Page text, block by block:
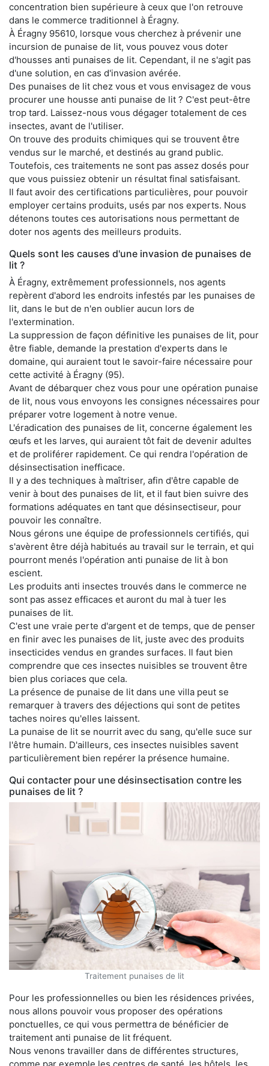
concentration bien supérieure à ceux que l'on retrouve
dans le commerce traditionnel à Éragny.
À Éragny 95610, lorsque vous cherchez à prévenir une
incursion de punaise de lit, vous pouvez vous doter
d'housses anti punaises de lit. Cependant, il ne s'agit pas
d'une solution, en cas d'invasion avérée.
Des punaises de lit chez vous et vous envisagez de vous
procurer une housse anti punaise de lit ? C'est peut-être
trop tard. Laissez-nous vous dégager totalement de ces
insectes, avant de l'utiliser.
On trouve des produits chimiques qui se trouvent être
vendus sur le marché, et destinés au grand public.
Toutefois, ces traitements ne sont pas assez dosés pour
que vous puissiez obtenir un résultat final satisfaisant.
Il faut avoir des certifications particulières, pour pouvoir
employer certains produits, usés par nos experts. Nous
détenons toutes ces autorisations nous permettant de
doter nos agents des meilleurs produits.
Quels sont les causes d'une invasion de punaises de
lit ?
À Éragny, extrêmement professionnels, nos agents
repèrent d'abord les endroits infestés par les punaises de
lit, dans le but de n'en oublier aucun lors de
l'extermination.
La suppression de façon définitive les punaises de lit, pour
être fiable, demande la prestation d'experts dans le
domaine, qui auraient tout le savoir-faire nécessaire pour
cette activité à Éragny (95).
Avant de débarquer chez vous pour une opération punaise
de lit, nous vous envoyons les consignes nécessaires pour
préparer votre logement à notre venue.
L'éradication des punaises de lit, concerne également les
œufs et les larves, qui auraient tôt fait de devenir adultes
et de proliférer rapidement. Ce qui rendra l'opération de
désinsectisation inefficace.
Il y a des techniques à maîtriser, afin d'être capable de
venir à bout des punaises de lit, et il faut bien suivre des
formations adéquates en tant que désinsectiseur, pour
pouvoir les connaître.
Nous gérons une équipe de professionnels certifiés, qui
s'avèrent être déjà habitués au travail sur le terrain, et qui
pourront menés l'opération anti punaise de lit à bon
escient.
Les produits anti insectes trouvés dans le commerce ne
sont pas assez efficaces et auront du mal à tuer les
punaises de lit.
C'est une vraie perte d'argent et de temps, que de penser
en finir avec les punaises de lit, juste avec des produits
insecticides vendus en grandes surfaces. Il faut bien
comprendre que ces insectes nuisibles se trouvent être
bien plus coriaces que cela.
La présence de punaise de lit dans une villa peut se
remarquer à travers des déjections qui sont de petites
taches noires qu'elles laissent.
La punaise de lit se nourrit avec du sang, qu'elle suce sur
l'être humain. D'ailleurs, ces insectes nuisibles savent
particulièrement bien repérer la présence humaine.
Qui contacter pour une désinsectisation contre les
punaises de lit ?
Traitement punaises de lit
Pour les professionnelles ou bien les résidences privées,
nous allons pouvoir vous proposer des opérations
ponctuelles, ce qui vous permettra de bénéficier de
traitement anti punaise de lit fréquent.
Nous venons travailler dans de différentes structures,
comme par exemple les centres de santé, les hôtels, les